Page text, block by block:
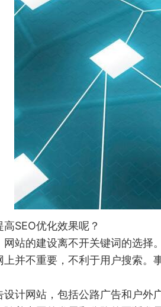
SEO优化效果呢？
的建设离不开关键词的选择
并不重要，不利于用户搜索
网站，包括公路广告和户外